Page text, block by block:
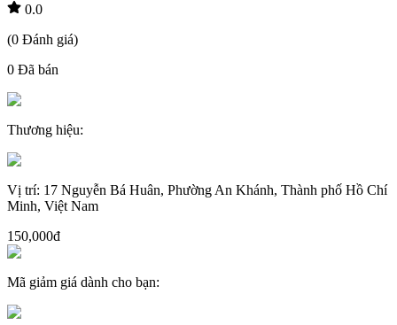
0.0
(0 Đánh giá)
0 Đã bán
Thương hiệu:
Vị trí: 17 Nguyễn Bá Huân, Phường An Khánh, Thành phố Hồ Chí
Minh, Việt Nam
150,000đ
Mã giảm giá dành cho bạn: